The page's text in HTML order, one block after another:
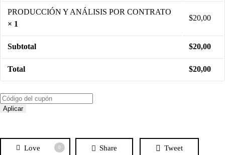
PRODUCCIÓN Y ANÁLISIS POR CONTRATO
× 1
$20,00
Subtotal $20,00
Total $20,00
Aplicar
Love 0 Share Tweet